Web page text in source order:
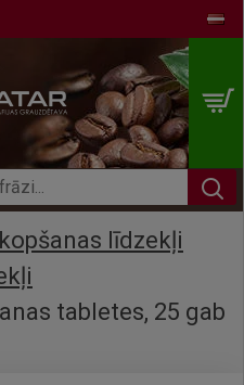
līdzekļi
tabletes, 25 gab